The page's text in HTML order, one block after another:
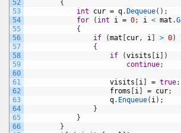
52
53
54
55
56
57
58
59
60
61
62
63
64
65
66
{
int
cur = q. Dequeue( ) ;
for
( int i = 0; i < mat .
{
if
(mat cur, i > 0)
{
if
(visits i
)
continue;
visits i = true;
froms
i = cur;
q. Enqueue( i) ;
}
}
}